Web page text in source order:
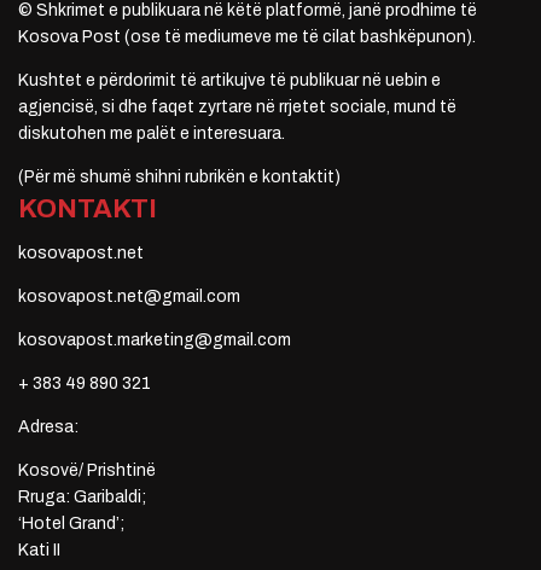
© Shkrimet e publikuara në këtë platformë, janë prodhime të
Kosova Post (ose të mediumeve me të cilat bashkëpunon).
Kushtet e përdorimit të artikujve të publikuar në uebin e
agjencisë, si dhe faqet zyrtare në rrjetet sociale, mund të
diskutohen me palët e interesuara.
(Për më shumë shihni rubrikën e kontaktit)
KONTAKTI
kosovapost.net
kosovapost.net@gmail.com
kosovapost.marketing@gmail.com
+ 383 49 890 321
Adresa:
Kosovë/ Prishtinë
Rruga: Garibaldi;
‘Hotel Grand’;
Kati II